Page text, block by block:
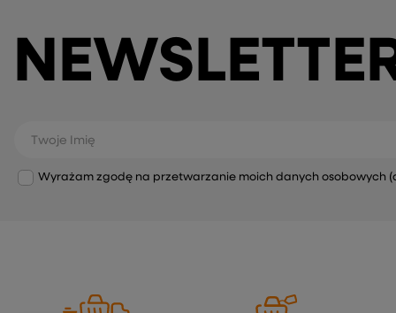
Twoje Imię
Wyrażam zgodę na przetwarzanie moich danych osobowych